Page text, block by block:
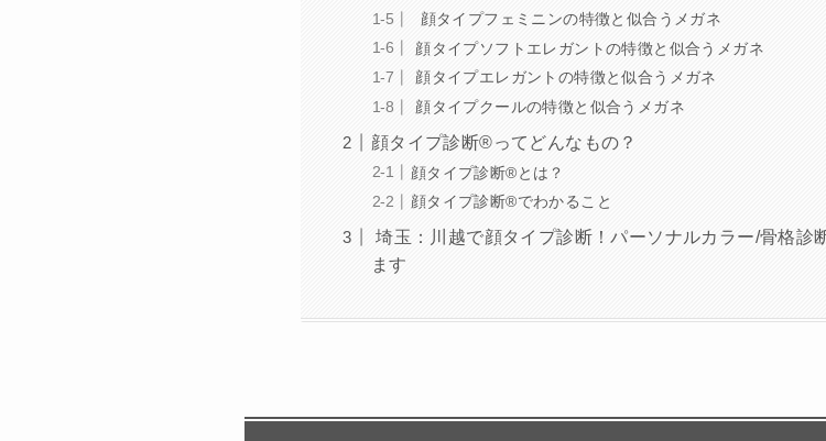
顔タイプフェミニンの特徴と似合うメガネ
顔タイプソフトエレガントの特徴と似合うメガネ
顔タイプエレガントの特徴と似合うメガネ
顔タイプクールの特徴と似合うメガネ
顔タイプ診断®︎ってどんなもの？
顔タイプ診断®︎とは？
顔タイプ診断®︎でわかること
埼玉：川越で顔タイプ診断！パーソナルカラー/骨格診
ます